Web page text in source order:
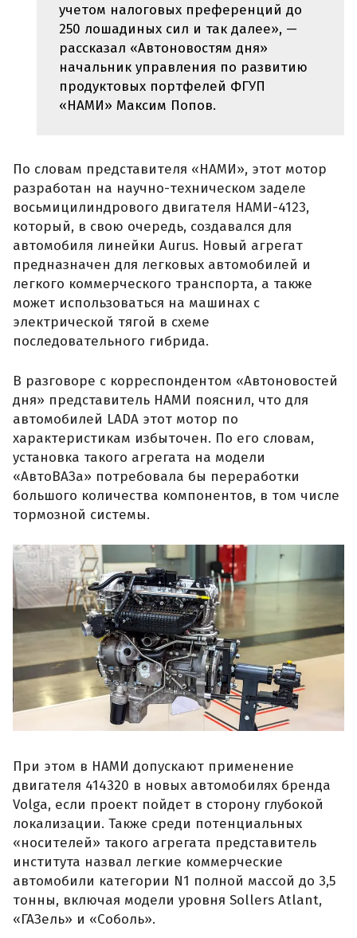
учетом налоговых преференций до
250 лошадиных сил и так далее», —
рассказал «Автоновостям дня»
начальник управления по развитию
продуктовых портфелей ФГУП
«НАМИ» Максим Попов.
По словам представителя «НАМИ», этот мотор
разработан на научно-техническом заделе
восьмицилиндрового двигателя НАМИ-4123,
который, в свою очередь, создавался для
автомобиля линейки Aurus. Новый агрегат
предназначен для легковых автомобилей и
легкого коммерческого транспорта, а также
может использоваться на машинах с
электрической тягой в схеме
последовательного гибрида.
В разговоре с корреспондентом «Автоновостей
дня» представитель НАМИ пояснил, что для
автомобилей LADA этот мотор по
характеристикам избыточен. По его словам,
установка такого агрегата на модели
«АвтоВАЗа» потребовала бы переработки
большого количества компонентов, в том числе
тормозной системы.
При этом в НАМИ допускают применение
двигателя 414320 в новых автомобилях бренда
Volga, если проект пойдет в сторону глубокой
локализации. Также среди потенциальных
«носителей» такого агрегата представитель
института назвал легкие коммерческие
автомобили категории N1 полной массой до 3,5
тонны, включая модели уровня Sollers Atlant,
«ГАЗель» и «Соболь».